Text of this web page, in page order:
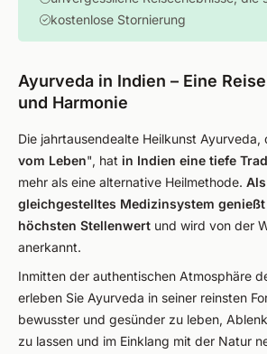
kostenlose Stornierung
Ayurveda in Indien – Eine
und Harmonie
Die jahrtausendealte Heilkunst Ayurveda,
vom Leben", hat in Indien eine tiefe
mehr als eine alternative Heilmethode.
gleichgestelltes Medizinsystem
höchsten Stellenwert und wird von der
anerkannt.
Inmitten der authentischen Atmosphäre
erleben Sie Ayurveda in seiner reinsten
bewusster und gesünder zu leben,
zu lassen und im Einklang mit der Natur